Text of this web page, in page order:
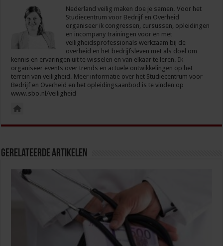
Nederland veilig maken doe je samen. Voor het
Studiecentrum voor Bedrijf en Overheid
organiseer ik congressen, cursussen, opleidingen
en incompany trainingen voor en met
veiligheidsprofessionals werkzaam bij de
overheid en het bedrijfsleven met als doel om
kennis en ervaringen uit te wisselen en van elkaar te leren. Ik
organiseer events over trends en actuele ontwikkelingen op het
terrein van veiligheid. Meer informatie over het Studiecentrum voor
Bedrijf en Overheid en het opleidingsaanbod is te vinden op
www.sbo.nl/veiligheid
Gerelateerde Artikelen